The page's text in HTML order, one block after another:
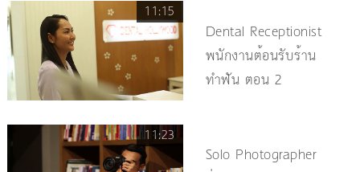
11:15
Dental Receptionist
พนักงานต้อนรับร้าน
ทำฟัน ตอน 2
11:23
Solo Photographer